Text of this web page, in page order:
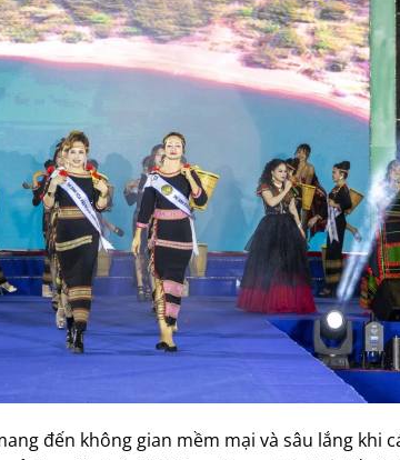
đến không gian mềm mại và sâu lắng khi